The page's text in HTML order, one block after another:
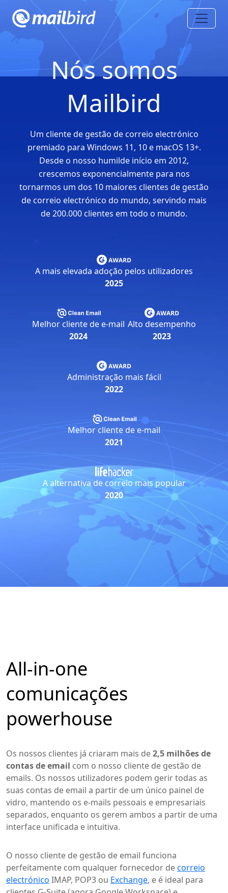
Nós somos
Mailbird
Um cliente de gestão de correio electrónico
premiado para Windows 11, 10 e macOS 13+.
Desde o nosso humilde início em 2012,
crescemos exponencialmente para nos
tornarmos um dos 10 maiores clientes de gestão
de correio electrónico do mundo, servindo mais
de 200.000 clientes em todo o mundo.
A mais elevada adoção pelos utilizadores
2025
Melhor cliente de e-mail
2024
Alto desempenho
2023
Administração mais fácil
2022
Melhor cliente de e-mail
2021
A alternativa de correio mais popular
2020
All-in-one
comunicações
powerhouse
Os nossos clientes já criaram mais de2,5 milhões de
contas de email com o nosso cliente de gestão de
emails. Os nossos utilizadores podem gerir todas as
suas contas de email a partir de um único painel de
vidro, mantendo os e-mails pessoais e empresariais
separados, enquanto os gerem ambos a partir de uma
interface unificada e intuitiva.
O nosso cliente de gestão de email funciona
perfeitamente com qualquer fornecedor decorreio
electrónico IMAP, POP3 ou Exchange, e é ideal para